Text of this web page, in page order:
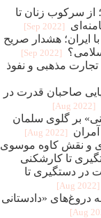
سرکوب زنان تا
[2022 Sep]
ایران؛ هشدار صریح
[2022 Sep]
مذهبی و نفوذ
صاحبان قدرت در
[2022 Aug]
بر گلوی سلمان
[2022 Aug]
و نقش کاوه
تا کارشکنی
در دستگیری تا
[2022 Aug]
و سلسله دروغ‌های «دادستانی